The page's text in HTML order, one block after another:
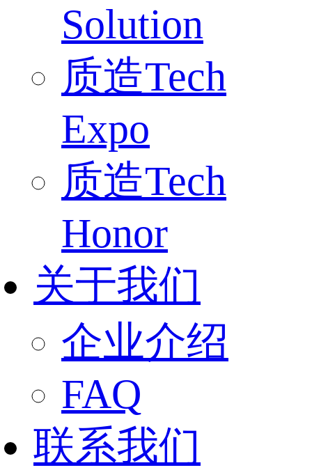
Solution
质造Tech
Expo
质造Tech
Honor
关于我们
企业介绍
FAQ
联系我们